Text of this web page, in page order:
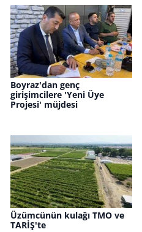
Boyraz'dan genç
girişimcilere 'Yeni Üye
Projesi' müjdesi
Üzümcünün kulağı TMO ve
TARİŞ'te